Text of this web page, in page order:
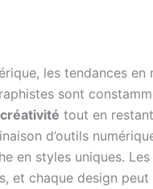
les tendances
sont
tout en
d’outils
en styles uniques.
et chaque design